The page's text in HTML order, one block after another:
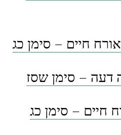
חיים – סימן כג
דעה – סימן שסז
חיים – סימן כג